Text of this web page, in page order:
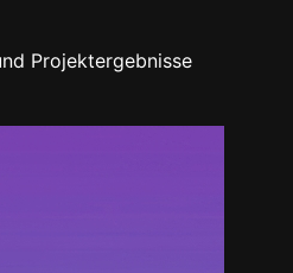
Projektergebnisse